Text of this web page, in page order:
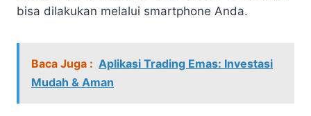
bisa dilakukan melalui smartphone Anda.
Baca Juga : Aplikasi Trading Emas: Investasi
Mudah & Aman